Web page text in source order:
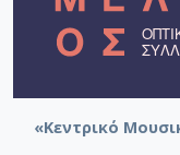
«Κεντρικό